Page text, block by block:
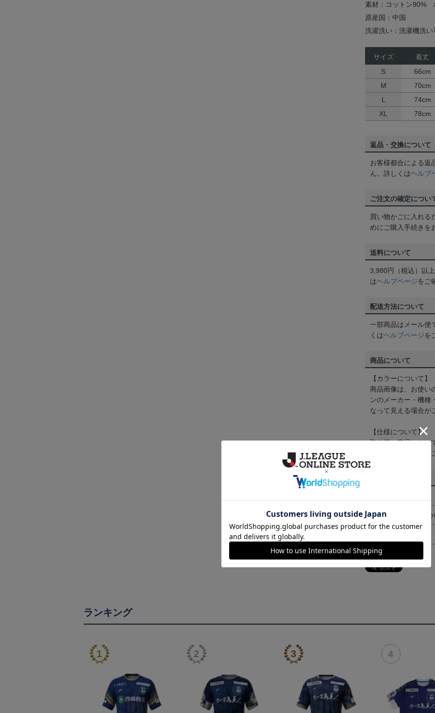
素材：コットン90%
原産国：中国
洗濯洗い：洗濯機洗い
サイズ
着丈
S
66cm
M
70cm
L
74cm
XL
78cm
返品・交換について
お客様都合による返
ん。詳しくはヘルプ
ご注文の確定につい
買い物かごに入れる
めにご購入手続きを
送料について
3,980円（税込）以
はヘルプページをご
配送方法について
一部商品はメール便
くはヘルプページを
商品について
【カラーについて】
商品画像は、お使い
ンのメーカー・機種
なって見える場合が
【仕様について】
取り扱い商品によっ
予告なく変更にな
ギフト対応につ
ランキング